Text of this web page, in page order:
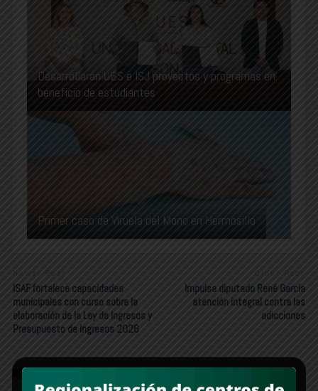
Desarrollarán UES e ISJ proyectos y programas en
beneficio de estudiantes
Primer caso de Viruela del Mono en Hermosillo
Newer Post
ISAF fortalece capacidades
municipales con curso sobre la
elaboración de la Ley de Ingresos y
Presupuesto de Ingresos 2026
Older Post
Impulsa diputado René García
atención integral contra las
adicciones